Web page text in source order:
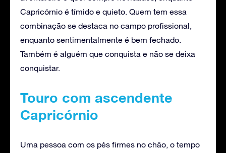
Capricórnio é tímido e quieto. Quem tem essa
combinação se destaca no campo profissional,
enquanto sentimentalmente é bem fechado.
Também é alguém que conquista e não se deixa
conquistar.
Touro com ascendente
Capricórnio
Uma pessoa com os pés firmes no chão, o tempo